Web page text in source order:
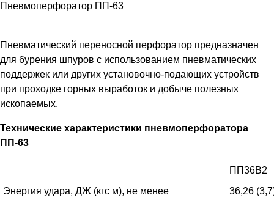
Пневмоперфоратор ПП-63
Пневматический переносной перфоратор предназначен
для бурения шпуров с использованием пневматических
поддержек или других установочно-подающих устройств
при проходке горных выработок и добыче полезных
ископаемых.
Технические характеристики пневмоперфоратора
ПП-63
ПП36В2
Энергия удара, ДЖ (кгс м), не менее
36,26